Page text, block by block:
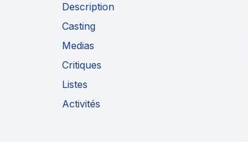
Description
Casting
Medias
Critiques
Listes
Activités